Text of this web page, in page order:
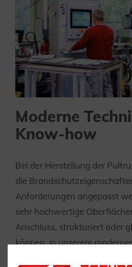
Moderne
Know-how
Bei der Herstellung der
die
Anforderungen angepasst
sehr hochwertige
Anschluss, strukturiert oder
können. In unserem